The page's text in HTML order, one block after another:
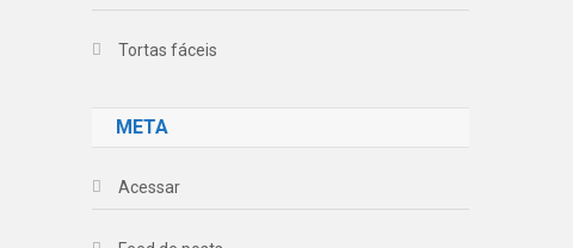
Tortas fáceis
META
Acessar